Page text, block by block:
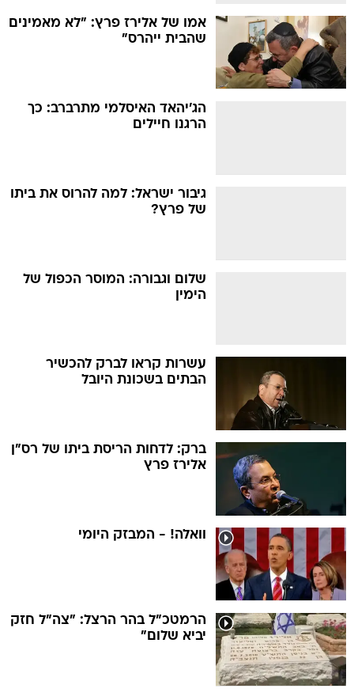
אמו של אלירז פרץ: "לא מאמינים
שהבית ייהרס"
הג'יהאד האיסלמי מתרברב: כך
הרגנו חיילים
גיבור ישראל: למה להרוס את ביתו
של פרץ?
שלום וגבורה: המוסר הכפול של
הימין
עשרות קראו לברק להכשיר
הבתים בשכונת היובל
ברק: לדחות הריסת ביתו של רס"ן
אלירז פרץ
וואלה! - המבזק היומי
הרמטכ"ל בהר הרצל: "צה"ל חזק
יביא שלום"